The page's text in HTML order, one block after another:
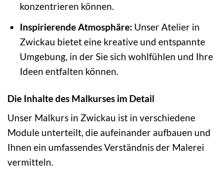
konzentrieren können.
Inspirierende Atmosphäre: Unser Atelier in
Zwickau bietet eine kreative und entspannte
Umgebung, in der Sie sich wohlfühlen und Ihre
Ideen entfalten können.
Die Inhalte des Malkurses im Detail
Unser Malkurs in Zwickau ist in verschiedene
Module unterteilt, die aufeinander aufbauen und
Ihnen ein umfassendes Verständnis der Malerei
vermitteln.